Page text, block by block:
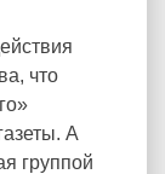
что
А
группой